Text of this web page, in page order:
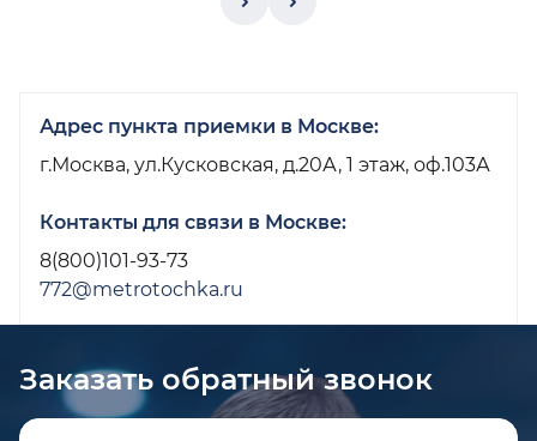
Адрес пункта приемки в Москве:
г.Москва, ул.Кусковская, д.20А, 1 этаж, оф.103А
Контакты для связи в Москве:
8(800)101-93-73
772@metrotochka.ru
Заказать обратный звонок